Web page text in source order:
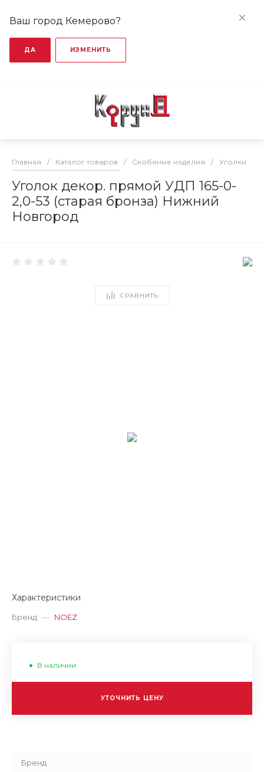
Ваш город Кемерово?
ДА ИЗМЕНИТЬ
Главная / Каталог товаров / Скобяные изделия / Уголки
Уголок декор. прямой УДП 165-0-
2,0-53 (старая бронза) Нижний
Новгород
СРАВНИТЬ
Характеристики
Бренд — NOEZ
В наличии
УТОЧНИТЬ ЦЕНУ
Бренд